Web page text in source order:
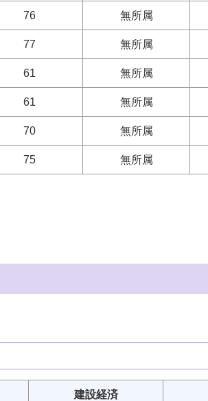
76 無所属
77 無所属
61 無所属
61 無所属
70 無所属
75 無所属
建設経済